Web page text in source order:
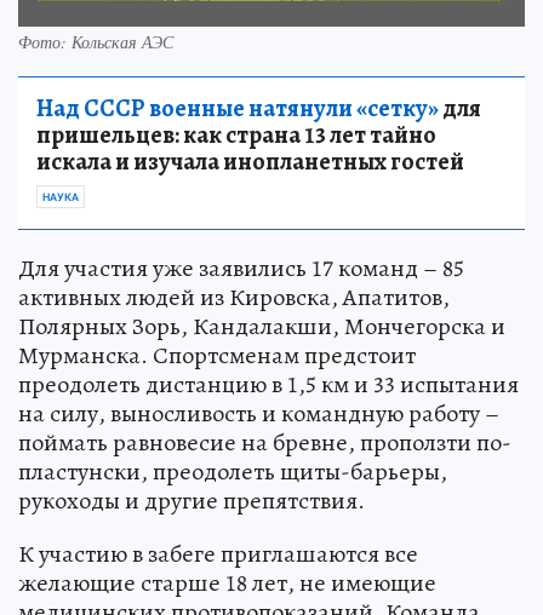
Фото: Кольская АЭС
Над СССР военные натянули «сетку»для
пришельцев: как страна 13 лет тайно
искала и изучала инопланетных гостей
НАУКА
Для участия уже заявились 17 команд – 85
активных людей из Кировска, Апатитов,
Полярных Зорь, Кандалакши, Мончегорска и
Мурманска. Спортсменам предстоит
преодолеть дистанцию в 1,5 км и 33 испытания
на силу, выносливость и командную работу –
поймать равновесие на бревне, проползти по-
пластунски, преодолеть щиты-барьеры,
рукоходы и другие препятствия.
К участию в забеге приглашаются все
желающие старше 18 лет, не имеющие